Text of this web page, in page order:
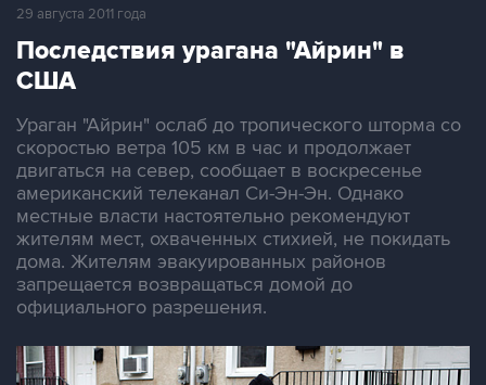
29 августа 2011 года
Последствия урагана "Айрин" в
США
Ураган "Айрин" ослаб до тропического шторма со
скоростью ветра 105 км в час и продолжает
двигаться на север, сообщает в воскресенье
американский телеканал Си-Эн-Эн. Однако
местные власти настоятельно рекомендуют
жителям мест, охваченных стихией, не покидать
дома. Жителям эвакуированных районов
запрещается возвращаться домой до
официального разрешения.